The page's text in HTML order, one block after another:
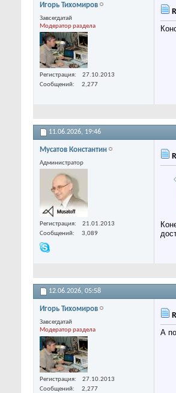
Игорь Тихомиров
Завсегдатай
Модератор раздела
Регистрация
27.10.2013
Сообщений
2,277
11.06.2026, 19:46
Мусатов Константин
Администратор
Регистрация
21.01.2013
Сообщений
3,089
12.06.2026, 05:58
Игорь Тихомиров
Завсегдатай
Модератор раздела
Регистрация
27.10.2013
Сообщений
2,277
А